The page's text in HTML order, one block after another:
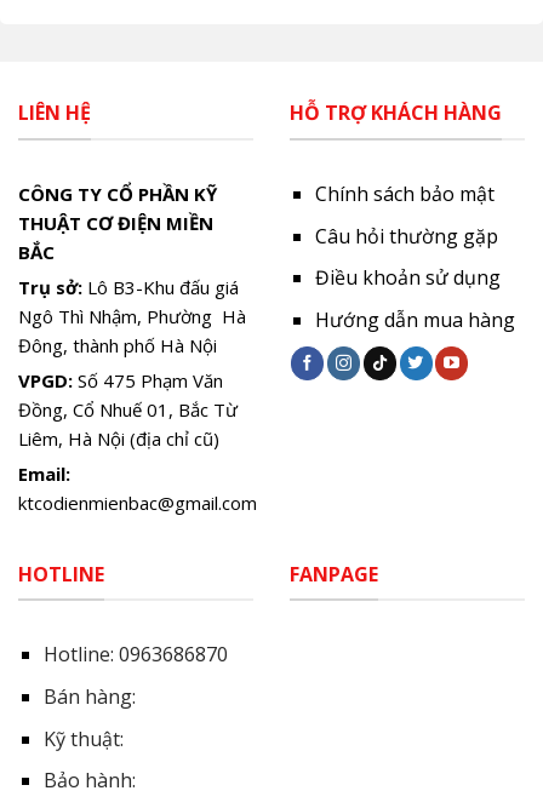
LIÊN HỆ
CÔNG TY CỔ PHẦN KỸ
THUẬT CƠ ĐIỆN MIỀN
BẮC
Trụ sở: Lô B3-Khu đấu giá
Ngô Thì Nhậm, Phường Hà
Đông, thành phố Hà Nội
VPGD: Số 475 Phạm Văn
Đồng, Cổ Nhuế 01, Bắc Từ
Liêm, Hà Nội (địa chỉ cũ)
Email:
ktcodienmienbac@gmail.com
HỖ TRỢ KHÁCH HÀNG
Chính sách bảo mật
Câu hỏi thường gặp
Điều khoản sử dụng
Hướng dẫn mua hàng
HOTLINE
Hotline: 0963686870
Bán hàng:
Kỹ thuật:
Bảo hành:
FANPAGE